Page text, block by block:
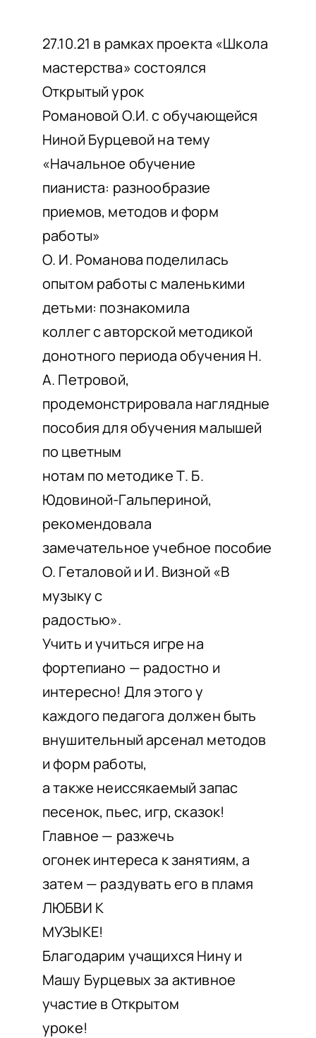
О ПРИЕМЕ
ОБУЧАЮЩИМСЯ
СВЕДЕНИЯ ОБ ОО
КОНТАКТЫ
ОТЗЫВЫ
27.10.21 в рамках проекта «Школа
мастерства» состоялся
Открытый урок
Романовой О.И. с обучающейся
Ниной Бурцевой на тему
«Начальное обучение
пианиста: разнообразие
приемов, методов и форм
работы»
О. И. Романова поделилась
опытом работы с маленькими
детьми: познакомила
коллег с авторской методикой
донотного периода обучения Н.
А. Петровой,
продемонстрировала наглядные
пособия для обучения малышей
по цветным
нотам по методике Т. Б.
Юдовиной-Гальпериной,
рекомендовала
замечательное учебное пособие
О. Геталовой и И. Визной «В
музыку с
радостью».
Учить и учиться игре на
фортепиано — радостно и
интересно! Для этого у
каждого педагога должен быть
внушительный арсенал методов
и форм работы,
а также неиссякаемый запас
песенок, пьес, игр, сказок!
Главное — разжечь
огонек интереса к занятиям, а
затем — раздувать его в пламя
ЛЮБВИ К
МУЗЫКЕ!
Благодарим учащихся Нину и
Машу Бурцевых за активное
участие в Открытом
уроке!